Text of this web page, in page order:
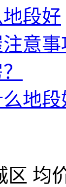
段好
意事
地段
区 均